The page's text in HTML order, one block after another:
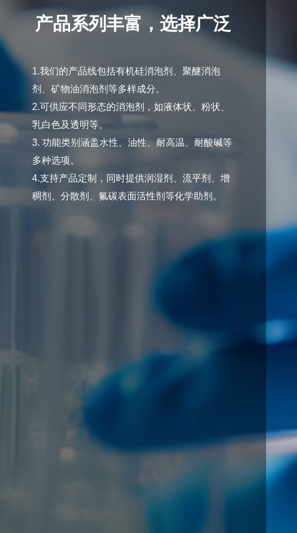
产品系列丰富，选择广泛
1.我们的产品线包括有机硅消泡剂、聚醚消泡
剂、矿物油消泡剂等多样成分。
2.可供应不同形态的消泡剂，如液体状、粉状、
乳白色及透明等。
3. 功能类别涵盖水性、油性、耐高温、耐酸碱等
多种选项。
4.支持产品定制，同时提供润湿剂、流平剂、增
稠剂、分散剂、氟碳表面活性剂等化学助剂。